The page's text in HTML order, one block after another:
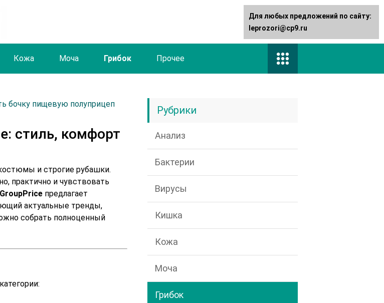
Кожа Моча Грибок Прочее
бочку пищевую полуприцеп
стиль, комфорт
и строгие рубашки.
практично и чувствовать
GroupPrice предлагает
актуальные тренды,
собрать полноценный
Рубрики
Анализ
Бактерии
Вирусы
Кишка
Кожа
Моча
Грибок
Для любых предложений по сайту:
leprozori@cp9.ru